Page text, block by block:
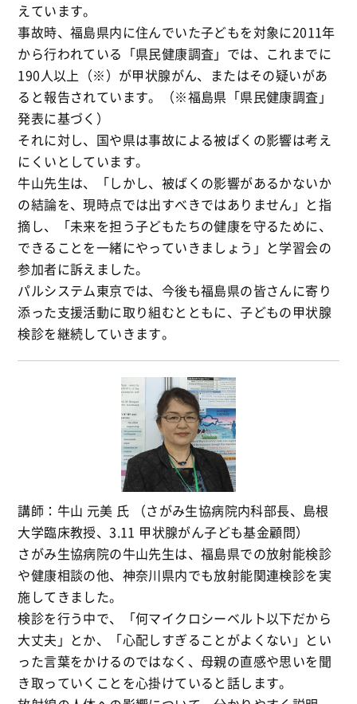
えています。
事故時、福島県内に住んでいた子どもを対象に2011年
から行われている「県民健康調査」では、これまでに
190人以上（※）が甲状腺がん、またはその疑いがあ
ると報告されています。（※福島県「県民健康調査」
発表に基づく）
それに対し、国や県は事故による被ばくの影響は考え
にくいとしています。
牛山先生は、「しかし、被ばくの影響があるかないか
の結論を、現時点では出すべきではありません」と指
摘し、「未来を担う子どもたちの健康を守るために、
できることを一緒にやっていきましょう」と学習会の
参加者に訴えました。
パルシステム東京では、今後も福島県の皆さんに寄り
添った支援活動に取り組むとともに、子どもの甲状腺
検診を継続していきます。
講師：牛山 元美 氏 （さがみ生協病院内科部長、島根
大学臨床教授、3.11 甲状腺がん子ども基金顧問）
さがみ生協病院の牛山先生は、福島県での放射能検診
や健康相談の他、神奈川県内でも放射能関連検診を実
施してきました。
検診を行う中で、「何マイクロシーベルト以下だから
大丈夫」とか、「心配しすぎることがよくない」とい
った言葉をかけるのではなく、母親の直感や思いを聞
き取っていくことを心掛けていると話します。